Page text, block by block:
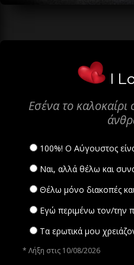
I
Εσένα το καλοκαίρι
100%! Ο Αύγουστος
Ναι, αλλά θέλω και
Θέλω μόνο διακοπές
Εγώ περιμένω τον/την
Τα ερωτικά μου
* Λήξη στις 10/08/2026